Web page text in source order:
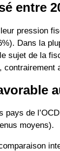
entre
pression
Dans la
sujet de la
contrairement
pays de
moyens).